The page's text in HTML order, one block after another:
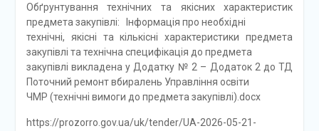
Обґрунтування технічних та якісних характеристик
предмета закупівлі: Інформація про необхідні
технічні, якісні та кількісні характеристики предмета
закупівлі та технічна специфікація до предмета
закупівлі викладена у Додатку № 2 – Додаток 2 до ТД
Поточний ремонт вбиралень Управління освіти
ЧМР (технічні вимоги до предмета закупівлі).docx
https://prozorro.gov.ua/uk/tender/UA-2026-05-21-